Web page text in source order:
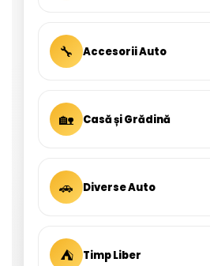
🔧 Accesorii Auto
🏡 Casă și Grădină
🚗 Diverse Auto
⛺ Timp Liber